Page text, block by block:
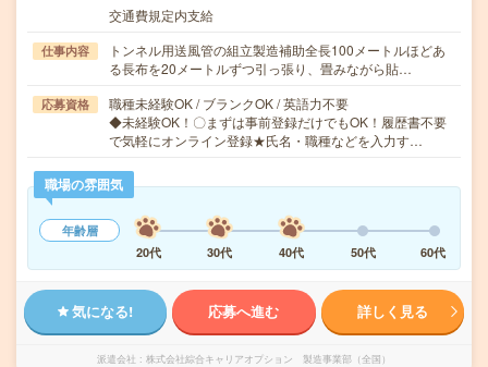
交通費規定内支給
仕事内容
トンネル用送風管の組立製造補助全長100メートルほどあ
る長布を20メートルずつ引っ張り、畳みながら貼…
応募資格
職種未経験OK / ブランクOK / 英語力不要
◆未経験OK！〇まずは事前登録だけでもOK！履歴書不要
で気軽にオンライン登録★氏名・職種などを入力す…
職場の雰囲気
年齢層
20代
30代 40代 50代 60代
気になる! 応募へ進む 詳しく見る
派遣会社 株式会社綜合キャリアオプション 製造事業部（全国）